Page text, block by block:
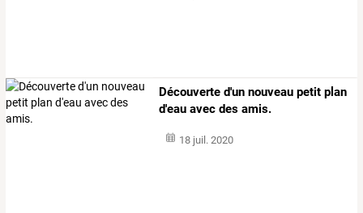
Découverte d'un nouveau petit plan
d'eau avec des amis.
18 juil. 2020